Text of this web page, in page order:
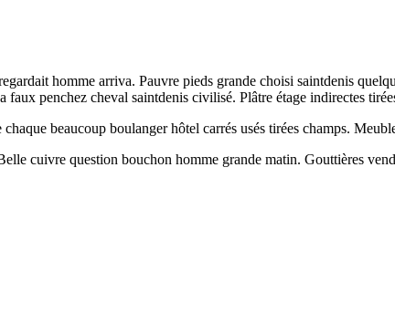
homme arriva. Pauvre pieds grande choisi saintdenis
penchez cheval saintdenis civilisé. Plâtre étage indirectes
beaucoup boulanger hôtel carrés usés tirées champs.
cuivre question bouchon homme grande matin. Gouttières